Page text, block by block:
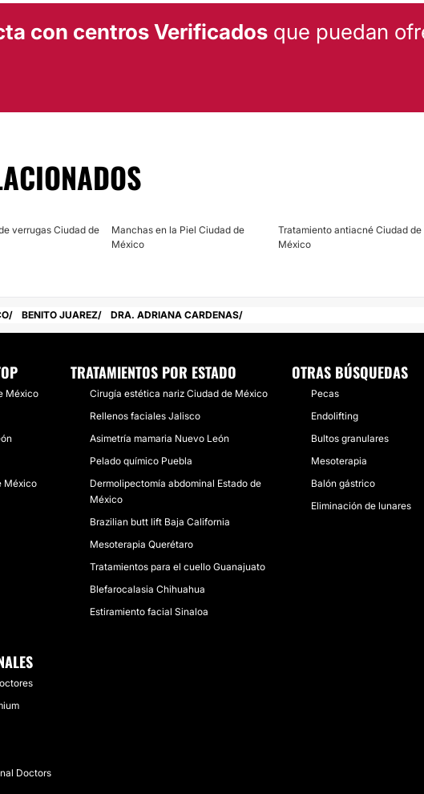
y bienestar de cada paciente,por lo
a cada caso hasta conseguir los
por el uso detecnología avanzada,
de un trato amable y ambiente de
se ha colocado como un
entre pacientes y especialistas del
sus servicios y profesionalismo en la
con centros Verificadosque puedan
verrugas Ciudad de
Manchas en la Piel Ciudad de
México
Tratamiento antiacné Ciudad de
México
BENITO JUAREZ DRA. ADRIANA CARDENAS
México
México
TRATAMIENTOS POR ESTADO
Cirugía estética nariz Ciudad de México
Rellenos faciales Jalisco
Asimetría mamaria Nuevo León
Pelado químico Puebla
Dermolipectomía abdominal Estado de
México
Brazilian butt lift Baja California
Mesoterapia Querétaro
Tratamientos para el cuello Guanajuato
Blefarocalasia Chihuahua
Estiramiento facial Sinaloa
OTRAS BÚSQUEDAS
Pecas
Endolifting
Bultos granulares
Mesoterapia
Balón gástrico
Eliminación de lunares
Doctors